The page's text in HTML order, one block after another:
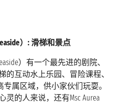
）: 滑梯和景点
）有一个最先进的剧院、
的互动水上乐园、冒险课程、
专属区域，供小家伙们玩耍。
的人来说，还有Msc Aurea